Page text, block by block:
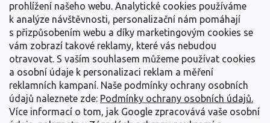
prohlížení našeho webu. Analytické cookies používáme
k analýze návštěvnosti, personalizační nám pomáhají
s přizpůsobením webu a díky marketingovým cookies se
vám zobrazí takové reklamy, které vás nebudou
otravovat. S vaším souhlasem můžeme používat cookies
a osobní údaje k personalizaci reklam a měření
reklamních kampaní. Naše podmínky ochrany osobních
údajů naleznete zde: Podmínky ochrany osobních údajů.
Více informací o tom, jak Google zpracovává vaše osobní
Informace pro Vás
Kontakujte nás